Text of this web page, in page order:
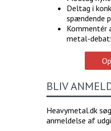
Deltag i
spændende
Kommentér
metal-
BLIV
Heavymetal.dk
anmeldelse af